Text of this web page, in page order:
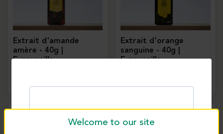
Extrait d'amande
amère - 40g |
Eurovanille
Extrait d'orange
sanguine - 40g |
Eurovanille
Welcome to our site